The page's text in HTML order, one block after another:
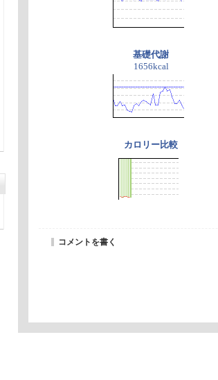
基礎代謝
1656kcal
カロリー比較
コメントを書く